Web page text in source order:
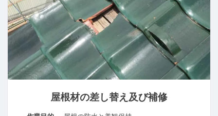
屋根材の差し替え及び補修